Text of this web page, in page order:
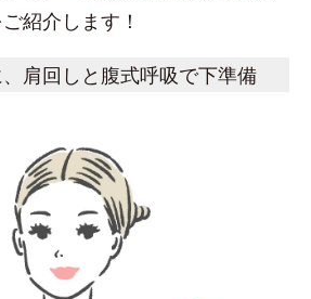
紹介します！
肩回しと腹式呼吸で下準備